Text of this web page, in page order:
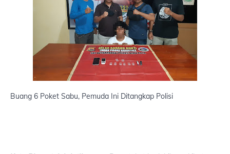
Buang 6 Poket Sabu, Pemuda Ini Ditangkap Polisi